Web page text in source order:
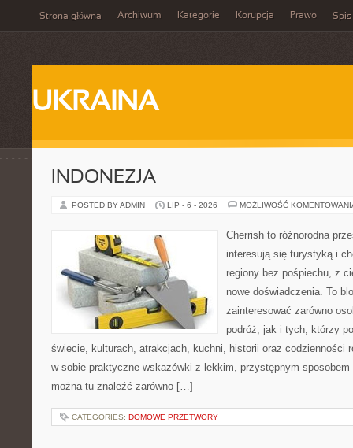
Strona główna Archiwum Kategorie Korupcja Prawo Spis
UKRAINA
INDONEZJA
POSTED BY ADMIN LIP - 6 - 2026 MOŻLIWOŚĆ
Cherrish to różnorodna
interesują się turystyką i
regiony bez pośpiechu, z
nowe doświadczenia. To
zainteresować zarówno
podróż, jak i tych, którzy
świecie, kulturach, atrakcjach, kuchni, historii oraz codzienności
w sobie praktyczne wskazówki z lekkim, przystępnym
można tu znaleźć zarówno […]
CATEGORIES: DOMOWE PRZETWORY